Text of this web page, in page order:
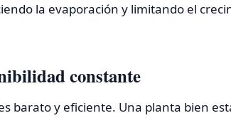
la evaporación y limitando el
constante
barato y eficiente. Una planta bien